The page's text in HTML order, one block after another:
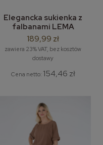
Elegancka sukienka z
falbanami LEMA
Dominika - wzór gorszki
M-2XL
189,99 zł
zawiera 23% VAT, bez kosztów
dostawy
Cena netto: 154,46 zł